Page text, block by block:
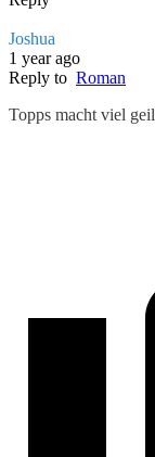
Joshua
1 year ago
Reply to Roman
Topps macht viel